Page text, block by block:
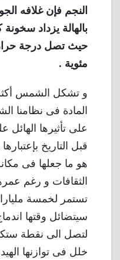
النجم فإن غلافه
بالهالة يزداد
مئوية .
المادة فى نظامنا
على تأثيرها
قبل التاريخ
هو ما جعلها فى
الثقافات و رغم
تستمر لخمسة
سيتضائل وقتها
لتصل الى نقطة
خلل فى توازنها